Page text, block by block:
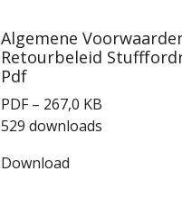
Algemene
Retourbeleid
Pdf
PDF – 267,0 KB
529 downloads
Download